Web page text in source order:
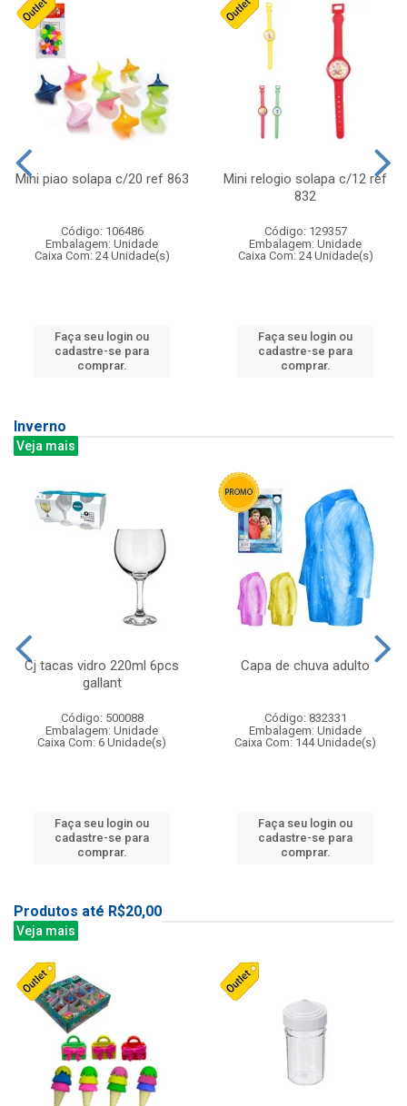
Mini piao solapa c/20 ref 863
Código: 106486
Embalagem: Unidade
Caixa Com: 24 Unidade(s)
Faça seu login ou
cadastre-se para
comprar.
Mini relogio solapa c/12 ref
832
Código: 129357
Embalagem: Unidade
Caixa Com: 24 Unidade(s)
Faça seu login ou
cadastre-se para
comprar.
Inverno
Veja mais
Cj tacas vidro 220ml 6pcs
gallant
Código: 500088
Embalagem: Unidade
Caixa Com: 6 Unidade(s)
Faça seu login ou
cadastre-se para
comprar.
Capa de chuva adulto
Código: 832331
Embalagem: Unidade
Caixa Com: 144 Unidade(s)
Faça seu login ou
cadastre-se para
comprar.
Produtos até R$20,00
Veja mais